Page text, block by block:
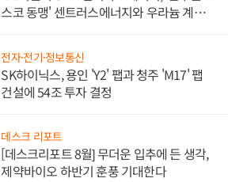
스코 동맹' 센트러스에너지와 우라늄 계약
전자·전기·정보통신
SK하이닉스, 용인 'Y2' 팹과 청주 'M17' 팹
건설에 54조 투자 결정
데스크 리포트
[데스크리포트 8월] 무더운 입추에 든 생각,
제약바이오 하반기 훈풍 기대한다